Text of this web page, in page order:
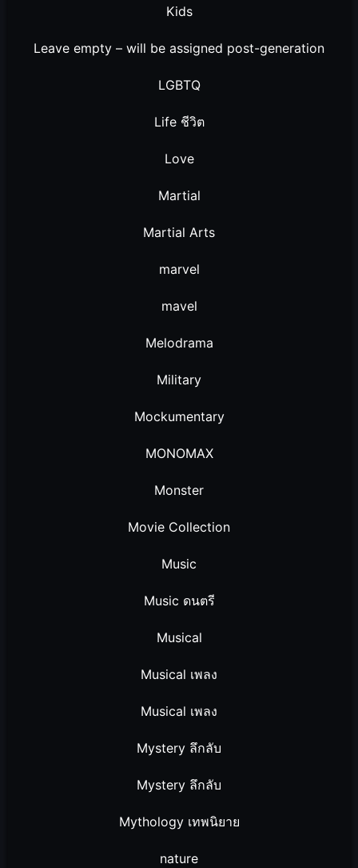
Kids
Leave empty – will be assigned post-generation
LGBTQ
Life ชีวิต
Love
Martial
Martial Arts
marvel
mavel
Melodrama
Military
Mockumentary
MONOMAX
Monster
Movie Collection
Music
Music ดนตรี
Musical
Musical เพลง
Musical เพลง
Mystery ลึกลับ
Mystery ลึกลับ
Mythology เทพนิยาย
nature